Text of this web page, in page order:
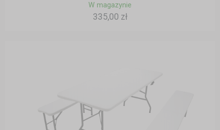
W magazynie
335,00 zł